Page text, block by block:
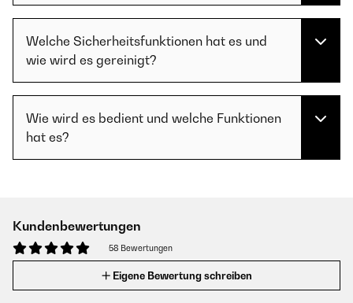
Welche Sicherheitsfunktionen hat es und
wie wird es gereinigt?
Wie wird es bedient und welche Funktionen
hat es?
Kundenbewertungen
58 Bewertungen
Eigene Bewertung schreiben